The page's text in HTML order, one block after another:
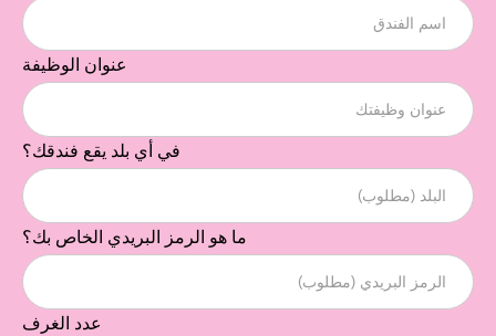
عنوان الوظيفة
في أي بلد يقع فندقك؟
ما هو الرمز البريدي الخاص بك؟
عدد الغرف